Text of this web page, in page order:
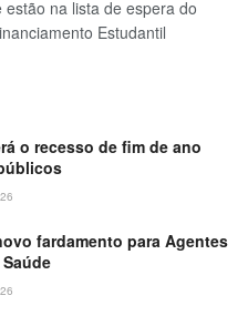
na lista de espera do
Estudantil
o recesso de fim de ano
fardamento para Agentes